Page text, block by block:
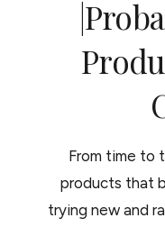
From time to
products that
trying new and